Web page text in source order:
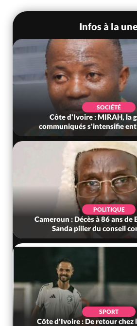
Infos à la
SOCIÉTÉ
Côte d'Ivoire : MIRAH, la
communiqués s'intensifie
POLITIQUE
Cameroun : Décès à 86 ans de
Sanda pilier du conseil
SPORT
Côte d'Ivoire : De retour chez